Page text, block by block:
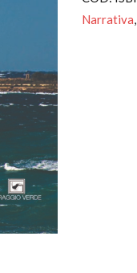
dopo
Narrativa,